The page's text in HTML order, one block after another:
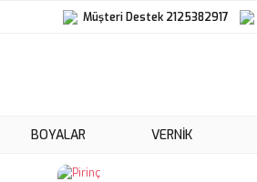
Müşteri Destek 2125382917
BOYALAR VERNIK